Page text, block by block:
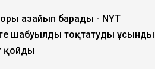
азайып барады - NYT
шабуылды тоқтатуды ұсынды
қойды